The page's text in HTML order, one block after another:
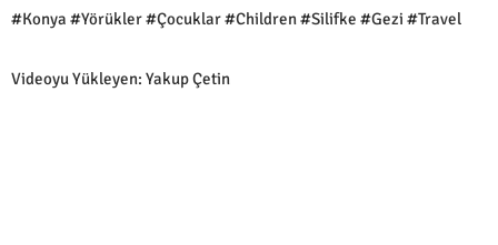
#Konya #Yörükler #Çocuklar #Children #Silifke #Gezi #Travel
Videoyu Yükleyen: Yakup Çetin